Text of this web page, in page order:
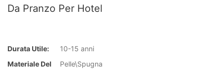
Da Pranzo Per Hotel
Durata Utile:
10-15 anni
Materiale Del
Pelle\Spugna